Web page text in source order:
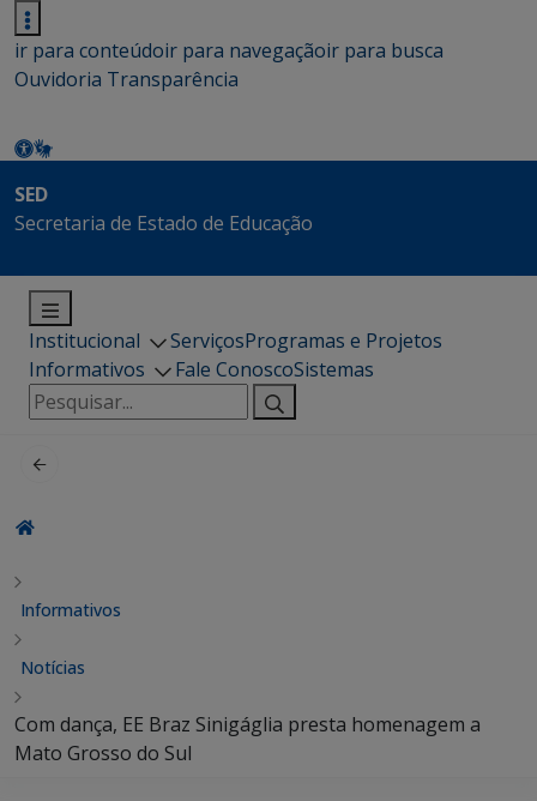
ir para conteúdoir para navegaçãoir para busca
Ouvidoria Transparência
SED
Secretaria de Estado de Educação
Institucional ServiçosProgramas e Projetos
Informativos
Fale ConoscoSistemas
Pesquisar
por:
Informativos
Notícias
Com dança, EE Braz Sinigáglia presta homenagem a
Mato Grosso do Sul